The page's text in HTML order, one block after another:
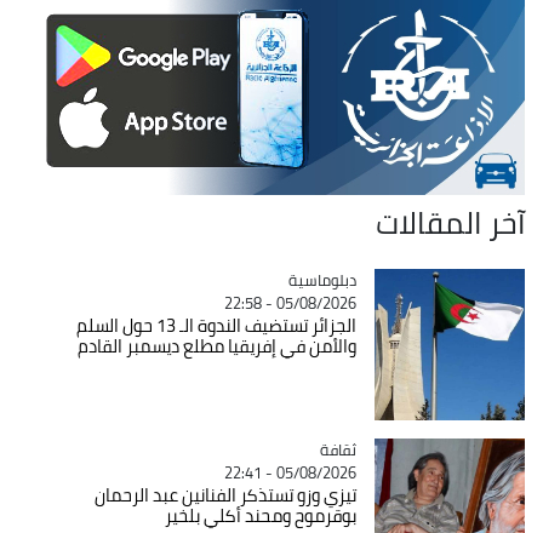
آخر المقالات
Catégorie
دبلوماسية
05/08/2026 - 22:58
الجزائر تستضيف الندوة الـ 13 حول السلم
والأمن في إفريقيا مطلع ديسمبر القادم
Catégorie
ثقافة
05/08/2026 - 22:41
تيزي وزو تستذكر الفنانين عبد الرحمان
بوقرموح ومحند أكلي بلخير